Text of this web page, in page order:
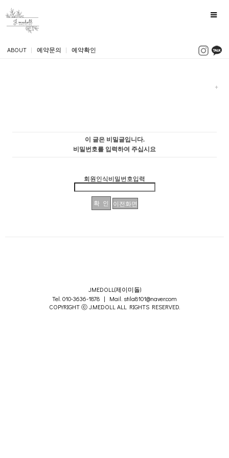
ABOUT | 예약문의 | 예약확인
이 글은 비밀글입니다.
비밀번호를 입력하여 주십시요
회원인식비밀번호입력
JMEDOLL(제이미돌)
Tel. 010-3636-1878 | Mail. stila8101@naver.com
COPYRIGHT ⓒ J.MEDOLL ALL RIGHTS RESERVED.